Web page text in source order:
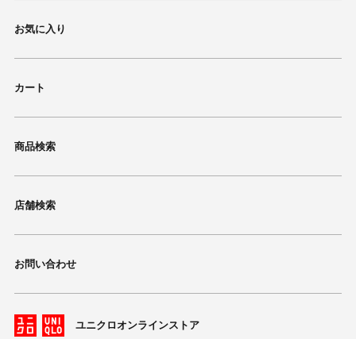
お気に入り
カート
商品検索
店舗検索
お問い合わせ
ユニクロオンラインストア